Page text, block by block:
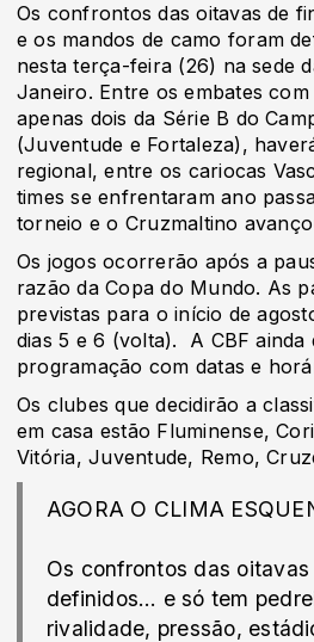
Os confrontos das oitavas de
e os mandos de camo foram
nesta terça-feira (26) na sede
Janeiro. Entre os embates
apenas dois da Série B do
(Juventude e Fortaleza),
regional, entre os cariocas
times se enfrentaram ano
torneio e o Cruzmaltino
Os jogos ocorrerão após a
razão da Copa do Mundo. As
previstas para o início de
dias 5 e 6 (volta). A CBF ainda
programação com datas e
Os clubes que decidirão a
em casa estão Fluminense,
Vitória, Juventude, Remo,
AGORA O CLIMA
Os confrontos das
definidos… e só tem
rivalidade, pressão,